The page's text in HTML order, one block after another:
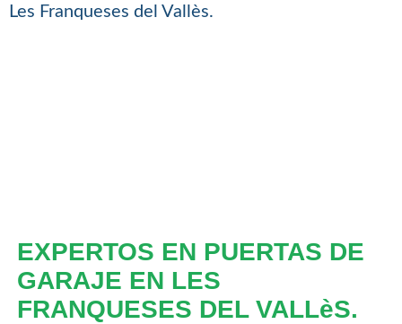
Les Franqueses del Vallès.
EXPERTOS EN PUERTAS DE
GARAJE EN LES
FRANQUESES DEL VALLèS.